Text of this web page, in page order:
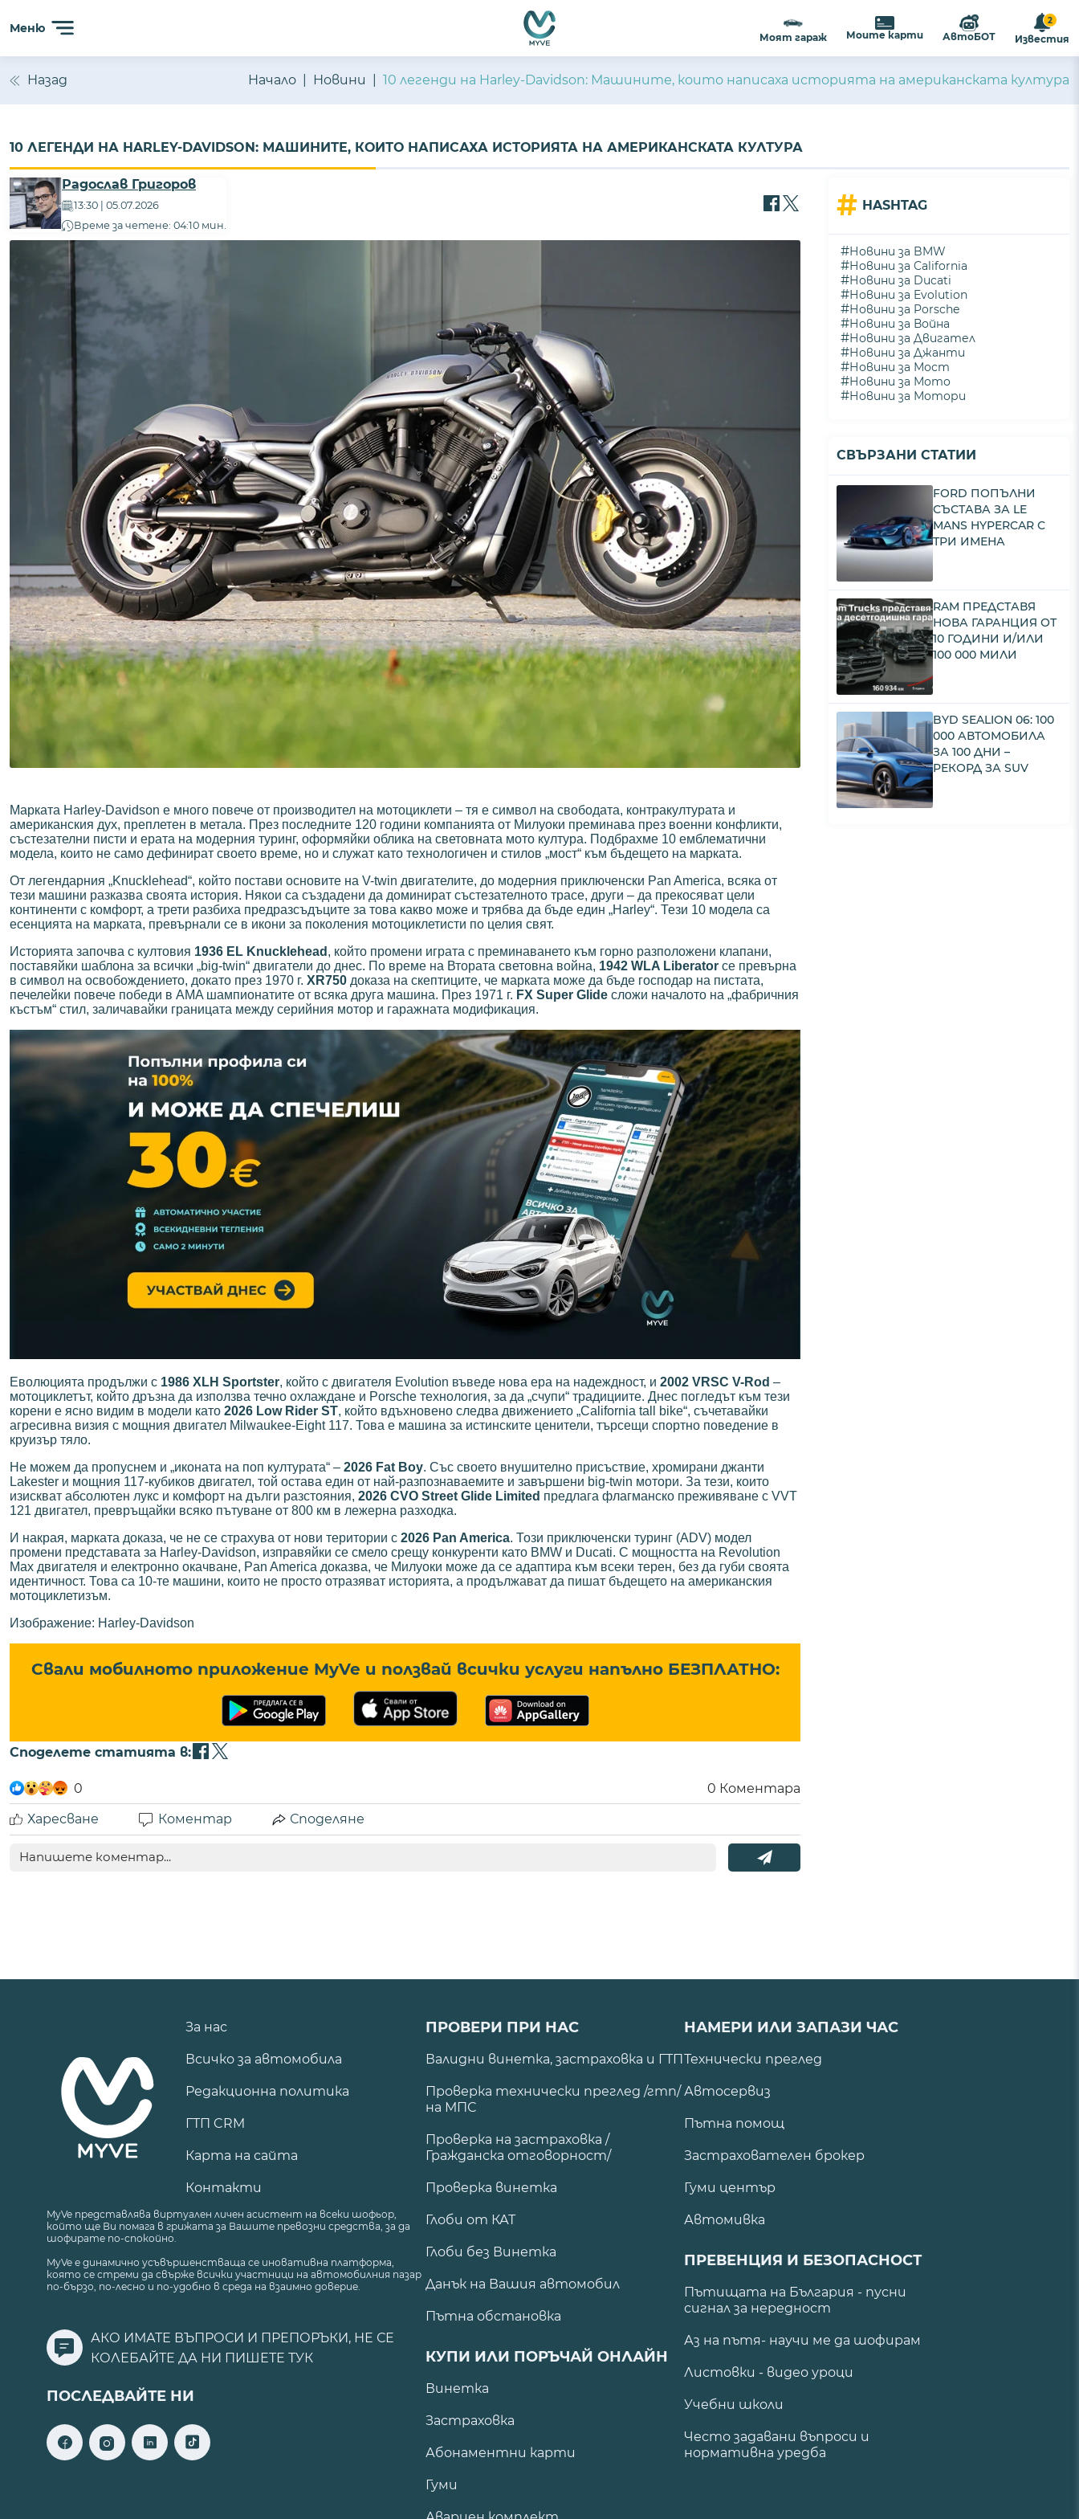
Меню
Моят гараж Моите карти АвтоБОТ
2
Известия
Назад Начало Новини 10 легенди на Harley-Davidson: Машините, които написаха историята на американската култура
10 ЛЕГЕНДИ НА HARLEY-DAVIDSON: МАШИНИТЕ, КОИТО НАПИСАХА ИСТОРИЯТА НА АМЕРИКАНСКАТА КУЛТУРА
Радослав Григоров
13:30 | 05.07.2026
Време за четене: 04:10 мин.
Марката Harley-Davidson е много повече от производител на мотоциклети – тя е символ на свободата, контракултурата и
американския дух, преплетен в метала. През последните 120 години компанията от Милуоки преминава през военни конфликти,
състезателни писти и ерата на модерния туринг, оформяйки облика на световната мото култура. Подбрахме 10 емблематични
модела, които не само дефинират своето време, но и служат като технологичен и стилов „мост“ към бъдещето на марката.
От легендарния „Knucklehead“, който постави основите на V-twin двигателите, до модерния приключенски Pan America, всяка от
тези машини разказва своята история. Някои са създадени да доминират състезателното трасе, други – да прекосяват цели
континенти с комфорт, а трети разбиха предразсъдъците за това какво може и трябва да бъде един „Harley“. Тези 10 модела са
есенцията на марката, превърнали се в икони за поколения мотоциклетисти по целия свят.
Историята започва с култовия 1936 EL Knucklehead , който промени играта с преминаването към горно разположени клапани,
поставяйки шаблона за всички „big-twin“ двигатели до днес. По време на Втората световна война, 1942 WLA Liberator се превърна
в символ на освобождението, докато през 1970 г. XR750 доказа на скептиците, че марката може да бъде господар на пистата,
печелейки повече победи в AMA шампионатите от всяка друга машина. През 1971 г. FX Super Glide сложи началото на „фабричния
къстъм“ стил, заличавайки границата между серийния мотор и гаражната модификация.
Еволюцията продължи с 1986 XLH Sportster, който с двигателя Evolution въведе нова ера на надеждност, и 2002 VRSC V-Rod –
мотоциклетът, който дръзна да използва течно охлаждане и Porsche технология, за да „счупи“ традициите. Днес погледът към тези
корени е ясно видим в модели като 2026 Low Rider ST, който вдъхновено следва движението „California tall bike“, съчетавайки
агресивна визия с мощния двигател Milwaukee-Eight 117. Това е машина за истинските ценители, търсещи спортно поведение в
круизър тяло.
Не можем да пропуснем и „иконата на поп културата“ – 2026 Fat Boy. Със своето внушително присъствие, хромирани джанти
Lakester и мощния 117-кубиков двигател, той остава един от най-разпознаваемите и завършени big-twin мотори. За тези, които
изискват абсолютен лукс и комфорт на дълги разстояния, 2026 CVO Street Glide Limited предлага флагманско преживяване с VVT
121 двигател, превръщайки всяко пътуване от 800 км в лежерна разходка.
И накрая, марката доказа, че не се страхува от нови територии с 2026 Pan America. Този приключенски туринг (ADV) модел
промени представата за Harley-Davidson, изправяйки се смело срещу конкуренти като BMW и Ducati. С мощността на Revolution
Max двигателя и електронно окачване, Pan America доказва, че Милуоки може да се адаптира към всеки терен, без да губи своята
идентичност. Това са 10-те машини, които не просто отразяват историята, а продължават да пишат бъдещето на американския
мотоциклетизъм.
Изображение: Harley-Davidson
Свали мобилното приложение MyVe и ползвай всички услуги напълно БЕЗПЛАТНО:
Споделете статията в:
0 0 Коментара
Харесване
Коментар Споделяне
# HASHTAG
#Новини за BMW
#Новини за California
#Новини за Ducati
#Новини за Evolution
#Новини за Porsche
#Новини за Война
#Новини за Двигател
#Новини за Джанти
#Новини за Мост
#Новини за Мото
#Новини за Мотори
СВЪРЗАНИ СТАТИИ
FORD ПОПЪЛНИ
СЪСТАВА ЗА LE
MANS HYPERCAR С
ТРИ ИМЕНА
RAM ПРЕДСТАВЯ
НОВА ГАРАНЦИЯ ОТ
10 ГОДИНИ И/ИЛИ
100 000 МИЛИ
BYD SEALION 06: 100
000 АВТОМОБИЛА
ЗА 100 ДНИ –
РЕКОРД ЗА SUV
За нас
Всичко за автомобила
Редакционна политика
ГТП CRM
Карта на сайта
Контакти
MyVe представлява виртуален личен асистент на всеки шофьор,
който ще Ви помага в грижата за Вашите превозни средства, за да
шофирате по-спокойно.
MyVe е динамично усъвършенстваща се иновативна платформа,
която се стреми да свърже всички участници на автомобилния пазар
по-бързо, по-лесно и по-удобно в среда на взаимно доверие.
АКО ИМАТЕ ВЪПРОСИ И ПРЕПОРЪКИ, НЕ СЕ
КОЛЕБАЙТЕ ДА НИ ПИШЕТЕ ТУК
ПОСЛЕДВАЙТЕ НИ
ПРОВЕРИ ПРИ НАС
Валидни винетка, застраховка и ГТП
Проверка технически преглед /гтп/
на МПС
Проверка на застраховка /
Гражданска отговорност/
Проверка винетка
Глоби от КАТ
Глоби без Винетка
Данък на Вашия автомобил
Пътна обстановка
КУПИ ИЛИ ПОРЪЧАЙ ОНЛАЙН
Винетка
Застраховка
Абонаментни карти
Гуми
НАМЕРИ ИЛИ ЗАПАЗИ ЧАС
Технически преглед
Автосервиз
Пътна помощ
Застрахователен брокер
Гуми център
Автомивка
ПРЕВЕНЦИЯ И БЕЗОПАСНОСТ
Пътищата на България - пусни
сигнал за нередност
Аз на пътя- научи ме да шофирам
Листовки - видео уроци
Учебни школи
Често задавани въпроси и
нормативна уредба